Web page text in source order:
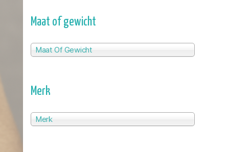
Maat of gewicht
Maat Of Gewicht
Merk
Merk